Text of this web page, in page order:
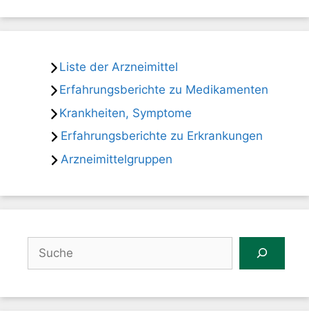
Liste der Arzneimittel
Erfahrungsberichte zu Medikamenten
Krankheiten, Symptome
Erfahrungsberichte zu Erkrankungen
Arzneimittelgruppen